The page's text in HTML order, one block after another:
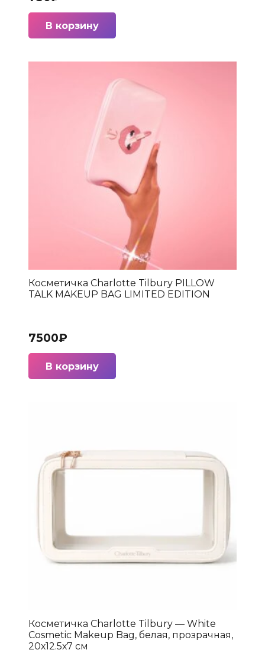
В корзину
Косметичка Charlotte Tilbury PILLOW
TALK MAKEUP BAG LIMITED EDITION
7500₽
В корзину
Косметичка Charlotte Tilbury — White
Cosmetic Makeup Bag, белая, прозрачная,
20х12.5х7 см